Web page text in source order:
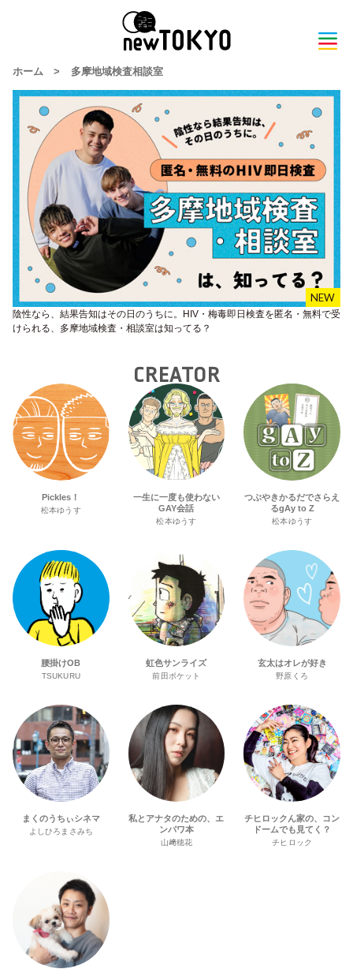
ホーム > 多摩地域検査相談室
陰性なら、結果告知はその日のうちに。HIV・梅毒即日検査を匿名・無料で受
けられる、多摩地域検査・相談室は知ってる？
CREATOR
Pickles！
松本ゆうす
一生に一度も使わない
GAY会話
松本ゆうす
つぶやきかるだでさらえ
るgAy to Z
松本ゆうす
腰掛けOB
TSUKURU
虹色サンライズ
前田ポケット
玄太はオレが好き
野原くろ
まくのうちぃシネマ
よしひろまさみち
私とアナタのための、エ
ンパワ本
山﨑穂花
チヒロックん家の、コン
ドームでも見てく？
チヒロック